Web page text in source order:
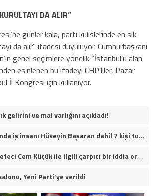
DA ALIR”
günler kala, parti kulislerinde en sık
da alır” ifadesi duyuluyor. Cumhurbaşkanı
genel seçimlere yönelik “İstanbul’u alan
esinlenen bu ifadeyi CHP’liler, Pazar
İl Kongresi için kullanıyor.
gelirini ve mal varlığını açıkladı!
Ahbap soruşturmasında iş insanı Hüseyin Başaran dahil 7 kişi tutuklandı.
Gözaltına alınan gazeteci Cem Küçük ile ilgili çarpıcı bir iddia ortaya atıldı.
Yeni Parti’ye verildi